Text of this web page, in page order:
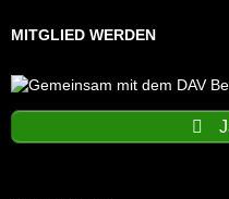
MITGLIED WERDEN